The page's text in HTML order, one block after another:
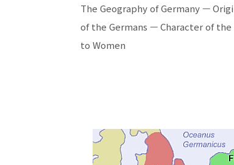
The Geography of Germany —
of the Germans — Character of
to Women